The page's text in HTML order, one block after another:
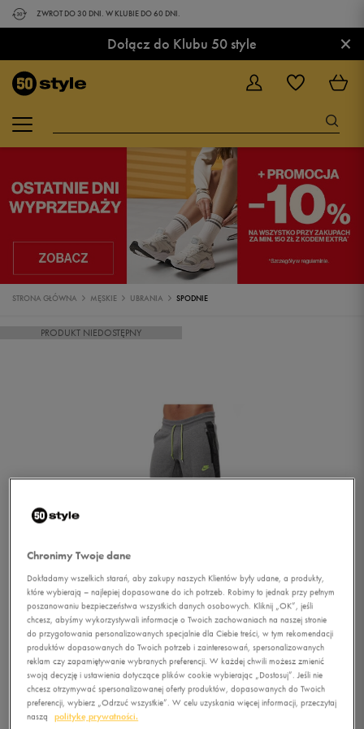
ZWROT DO 30 DNI. W KLUBIE DO 60 DNI.
Dołącz do Klubu 50 style ×
STRONA GŁÓWNA MĘSKIE UBRANIA SPODNIE
PRODUKT NIEDOSTĘPNY
Chronimy Twoje dane
Dokładamy wszelkich starań, aby zakupy naszych Klientów były udane, a produkty,
które wybierają – najlepiej dopasowane do ich potrzeb. Robimy to jednak przy pełnym
poszanowaniu bezpieczeństwa wszystkich danych osobowych. Kliknij „OK”, jeśli
chcesz, abyśmy wykorzystywali informacje o Twoich zachowaniach na naszej stronie
do przygotowania personalizowanych specjalnie dla Ciebie treści, w tym rekomendacji
produktów dopasowanych do Twoich potrzeb i zainteresowań, spersonalizowanych
reklam czy zapamiętywanie wybranych preferencji. W każdej chwili możesz zmienić
swoją decyzję i ustawienia dotyczące plików cookie wybierając „Dostosuj”. Jeśli nie
chcesz otrzymywać spersonalizowanej oferty produktów, dopasowanych do Twoich
preferencji, wybierz „Odrzuć wszystkie”. W celu uzyskania więcej informacji, przeczytaj
naszą
politykę prywatności.